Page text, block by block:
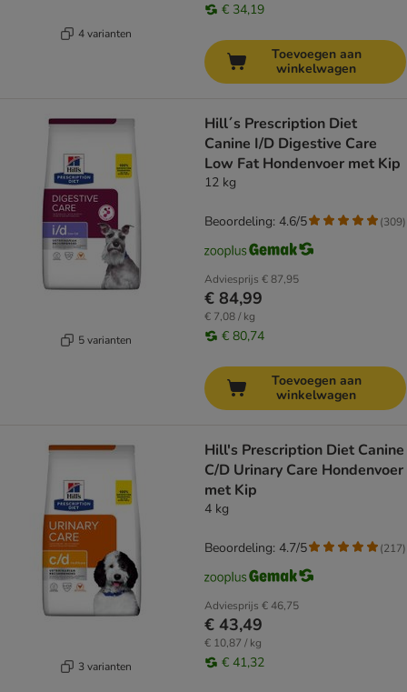
4 varianten
€ 34,19
Toevoegen aan
winkelwagen
5 varianten
Hill´s Prescription Diet
Canine I/D Digestive Care
Low Fat Hondenvoer met Kip
12 kg
Adviesprijs € 87,95
€ 84,99
€ 7,08 / kg
€ 80,74
Beoordeling: 4.6/5 (309)
Toevoegen aan
winkelwagen
3 varianten
Hill's Prescription Diet Canine
C/D Urinary Care Hondenvoer
met Kip
4 kg
Adviesprijs € 46,75
€ 43,49
€ 10,87 / kg
€ 41,32
Beoordeling: 4.7/5 (217)